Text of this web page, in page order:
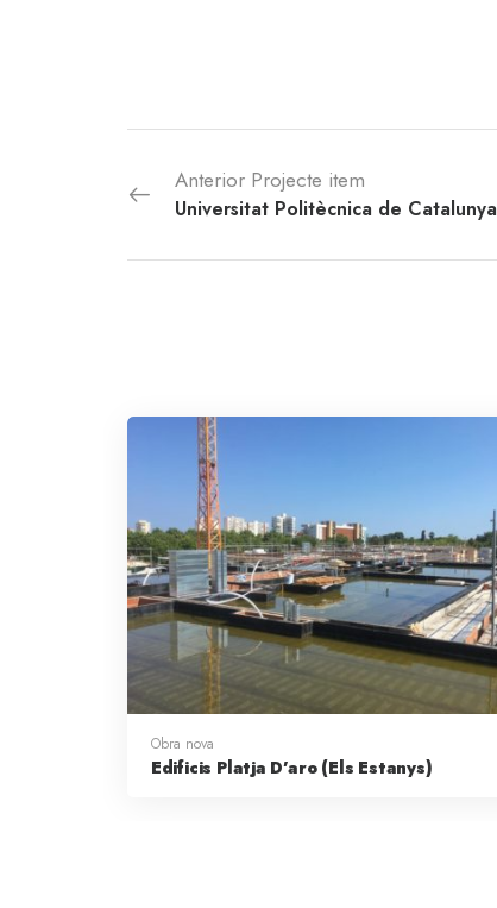
Anterior Projecte item
Universitat Politècnica de Catalunya
Obra nova
Edificis Platja D’aro (Els Estanys)